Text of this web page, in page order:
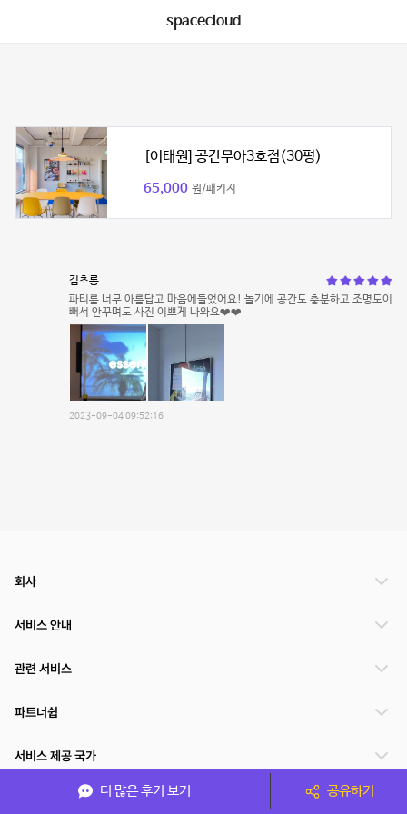
spacecloud
[이태원] 공간무아3호점(30평)
65,000 원/패키지
김초롱
파티룸 너무 아름답고 마음에들었어요! 놀기에 공간도 충분하고 조명도이
뻐서 안꾸며도 사진 이쁘게 나와요❤️❤️
2023-09-04 09:52:16
더 많은 후기 보기 공유하기
회사
서비스 안내
관련 서비스
파트너쉽
서비스 제공 국가